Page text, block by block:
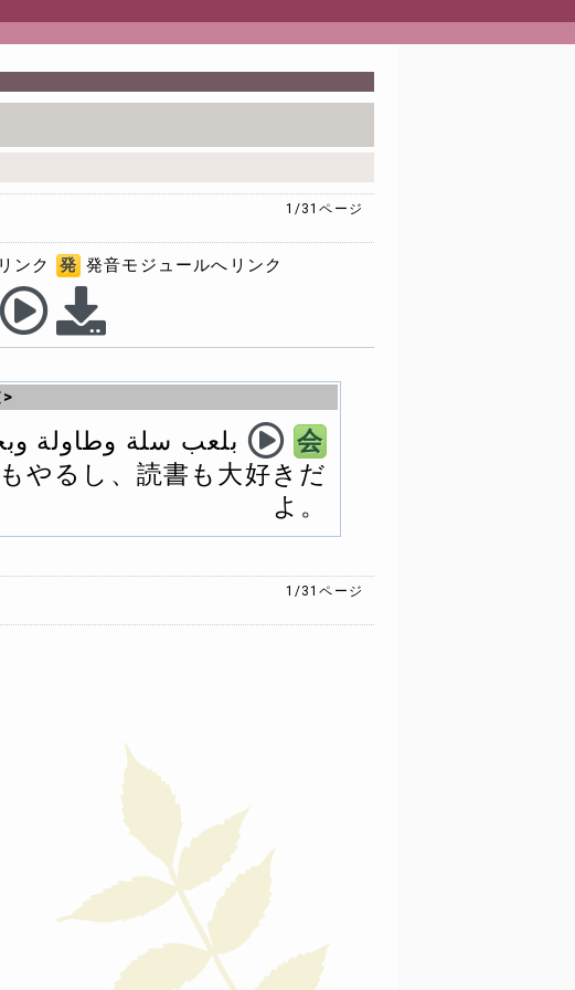
1/31ページ
ンク 発 発音モジュールへリンク
بلعب سلة وطاولة
会
やるし、読書も大好きだ
よ。
1/31ページ